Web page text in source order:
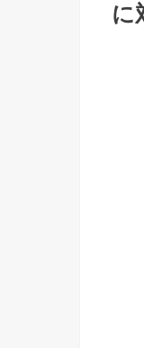
に